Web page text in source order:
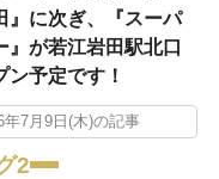
』に次ぎ、『スーパ
』が若江岩田駅北口
ン予定です！
年7月9日(木)の記事
2